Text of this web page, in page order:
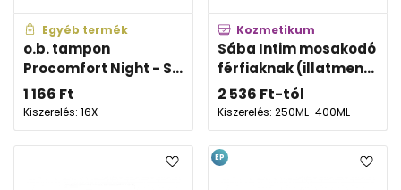
Egyéb termék
o.b. tampon
Procomfort Night - S...
1 166 Ft
Kiszerelés: 16X
Kozmetikum
Sába Intim mosakodó
férfiaknak (illatmen...
2 536 Ft-tól
Kiszerelés: 250ML-400ML
EP